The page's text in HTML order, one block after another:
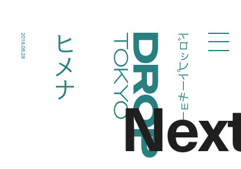
Droptokyo ドロップトーキョー
ヒメナ
2016.08.28